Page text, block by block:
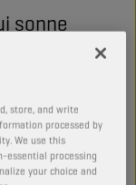
sonne
ne
de
bien
store, and write
processed by
We use this
essential processing
your choice and